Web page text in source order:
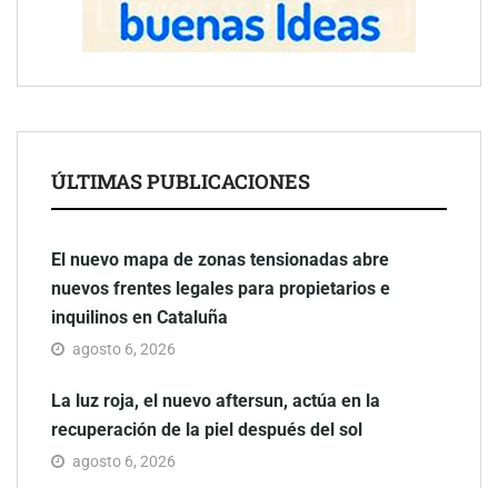
ÚLTIMAS PUBLICACIONES
El nuevo mapa de zonas tensionadas abre
nuevos frentes legales para propietarios e
inquilinos en Cataluña
agosto 6, 2026
La luz roja, el nuevo aftersun, actúa en la
recuperación de la piel después del sol
agosto 6, 2026